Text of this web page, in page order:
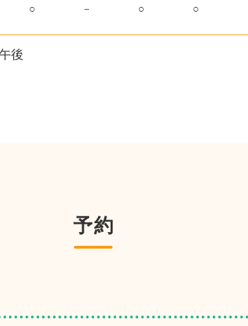
○ － ○ ○
後
予約